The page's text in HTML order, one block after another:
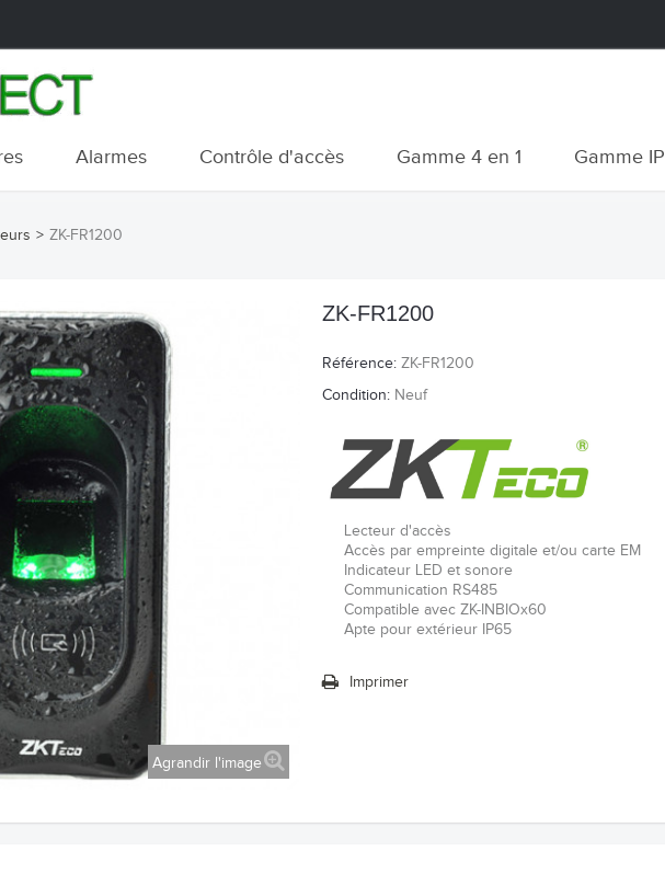
Alarmes Contrôle d'accès Gamme 4 en 1 Gamme IP
> ZK-FR1200
Agrandir l'image
ZK-FR1200
Référence: ZK-FR1200
Condition: Neuf
Lecteur d'accès
Accès par empreinte digitale et/ou carte EM
Indicateur LED et sonore
Communication RS485
Compatible avec ZK-INBIOx60
Apte pour extérieur IP65
Imprimer